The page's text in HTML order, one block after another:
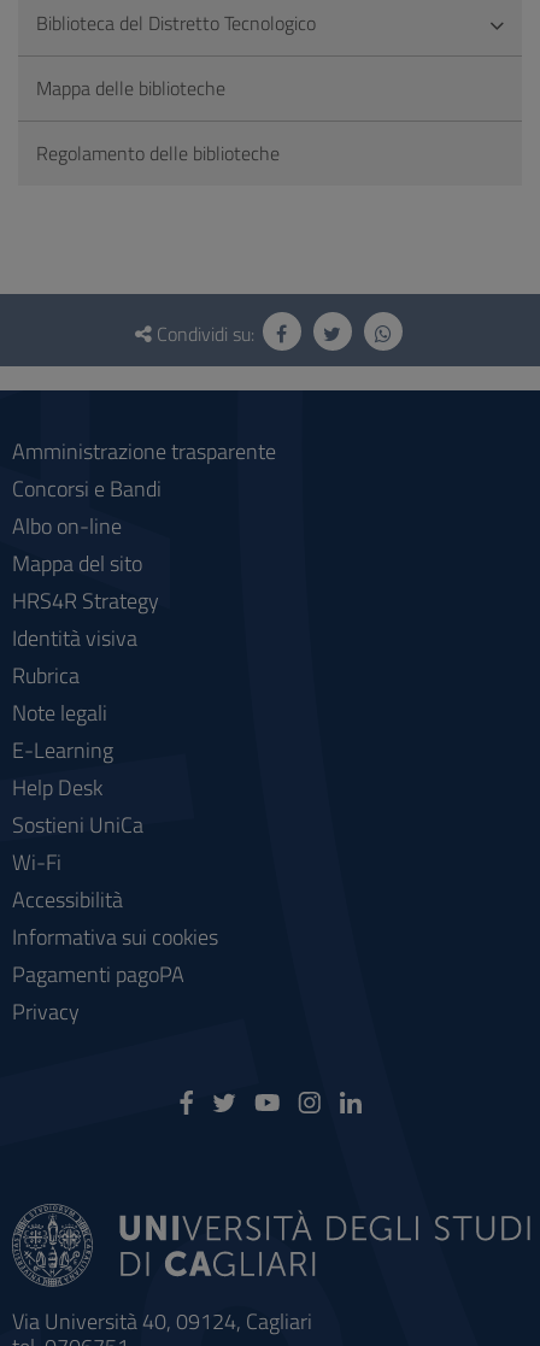
Biblioteca del Distretto Tecnologico
Mappa delle biblioteche
Regolamento delle biblioteche
Questionario
social
Condividi su:
Via Università 40, 09124, Cagliari
Amministrazione trasparente
Concorsi e Bandi
Albo on-line
Mappa del sito
HRS4R Strategy
Identità visiva
Rubrica
Note legali
E-Learning
Help Desk
Sostieni UniCa
Wi-Fi
Accessibilità
Informativa sui cookies
Pagamenti pagoPA
Privacy